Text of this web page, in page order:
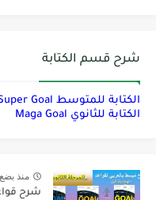
شرح قسم الكتابة
الكتابة للمتوسط Super Goal
الكتابة للثانوي Maga Goal
منذ